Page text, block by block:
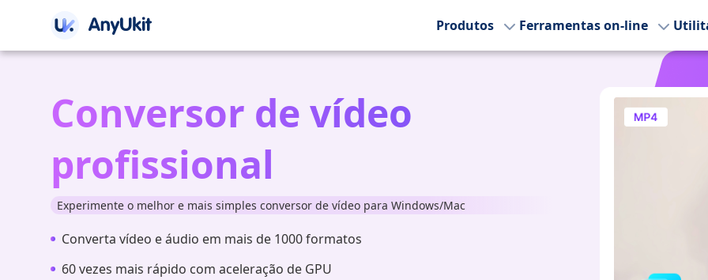
Produtos Ferramentas on-line
Conversor de vídeo
profissional
Experimente o melhor e mais simples conversor de vídeo para Windows/Mac
Converta vídeo e áudio em mais de 1000 formatos
60 vezes mais rápido com aceleração de GPU